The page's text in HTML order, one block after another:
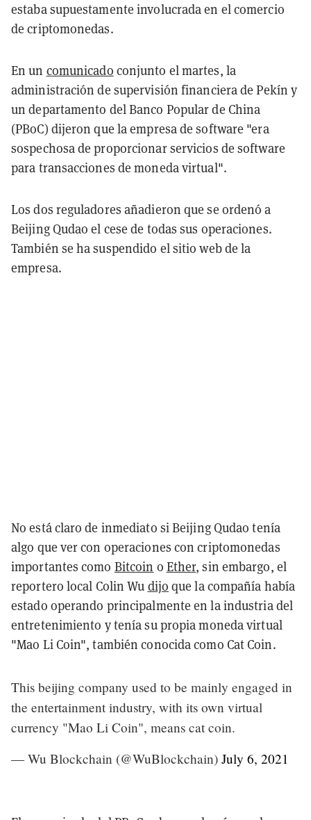
estaba supuestamente involucrada en el comercio
de criptomonedas.
En un comunicado conjunto el martes, la
administración de supervisión financiera de Pekín y
un departamento del Banco Popular de China
(PBoC) dijeron que la empresa de software "era
sospechosa de proporcionar servicios de software
para transacciones de moneda virtual".
Los dos reguladores añadieron que se ordenó a
Beijing Qudao el cese de todas sus operaciones.
También se ha suspendido el sitio web de la
empresa.
No está claro de inmediato si Beijing Qudao tenía
algo que ver con operaciones con criptomonedas
importantes como Bitcoin o Ether, sin embargo, el
reportero local Colin Wu dijo que la compañía había
estado operando principalmente en la industria del
entretenimiento y tenía su propia moneda virtual
"Mao Li Coin", también conocida como Cat Coin.
This beijing company used to be mainly engaged in
the entertainment industry, with its own virtual
currency "Mao Li Coin", means cat coin.
— Wu Blockchain (@WuBlockchain) July 6, 2021